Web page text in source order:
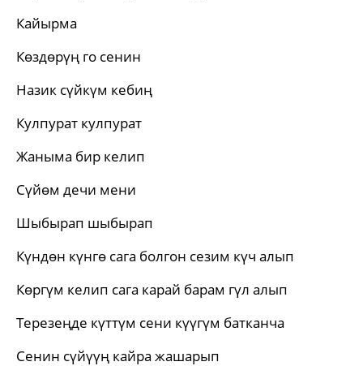
Кайырма
Көздөрүң го сенин
Назик сүйкүм кебиң
Кулпурат кулпурат
Жаныма бир келип
Сүйөм дечи мени
Шыбырап шыбырап
Күндөн күнгө сага болгон сезим күч алып
Көргүм келип сага карай барам гүл алып
Терезеңде күттүм сени күүгүм батканча
Сенин сүйүүң кайра жашарып